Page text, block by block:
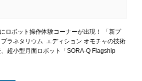
ロボット操作体験コーナーが出現！ 「新プ
ラネタリウム･エディション オモチャの技術
超小型月面ロボット「SORA-Q Flagship